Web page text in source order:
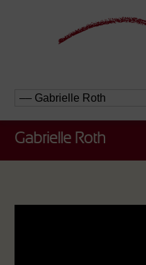
Gabrielle Roth